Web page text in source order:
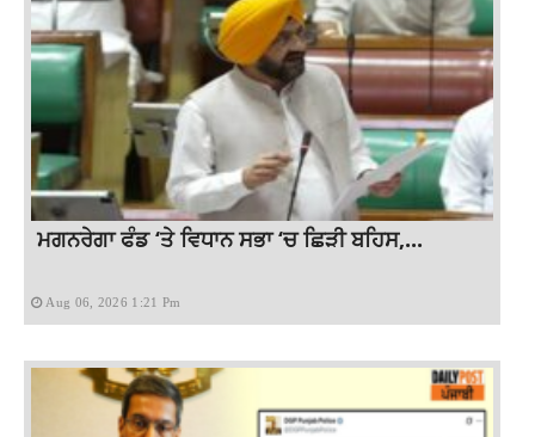
ਮਗਨਰੇਗਾ ਫੰਡ ‘ਤੇ ਵਿਧਾਨ ਸਭਾ ‘ਚ ਛਿੜੀ ਬਹਿਸ,...
Aug 06, 2026 1:21 Pm